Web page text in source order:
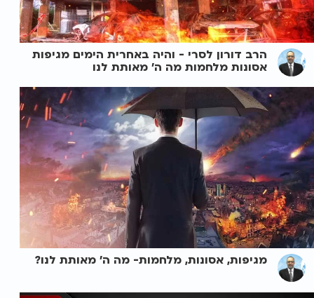
הרב דורון לסרי - והיה באחרית הימים מגיפות
אסונות מלחמות מה ה' מאותת לנו
מגיפות, אסונות, מלחמות- מה ה' מאותת לנו?